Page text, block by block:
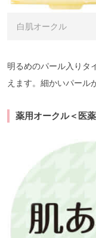
白肌オークル
明るめのパール入りタ
えます。細かいパール
薬用オークル＜医